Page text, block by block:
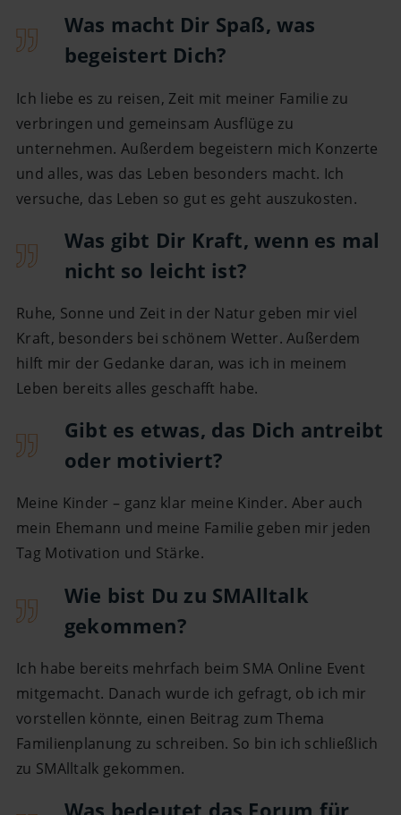
Was macht Dir Spaß, was
begeistert Dich?
Ich liebe es zu reisen, Zeit mit meiner Familie zu
verbringen und gemeinsam Ausflüge zu
unternehmen. Außerdem begeistern mich Konzerte
und alles, was das Leben besonders macht. Ich
versuche, das Leben so gut es geht auszukosten.
Was gibt Dir Kraft, wenn es mal
nicht so leicht ist?
Ruhe, Sonne und Zeit in der Natur geben mir viel
Kraft, besonders bei schönem Wetter. Außerdem
hilft mir der Gedanke daran, was ich in meinem
Leben bereits alles geschafft habe.
Gibt es etwas, das Dich antreibt
oder motiviert?
Meine Kinder – ganz klar meine Kinder. Aber auch
mein Ehemann und meine Familie geben mir jeden
Tag Motivation und Stärke.
Wie bist Du zu SMAlltalk
gekommen?
Ich habe bereits mehrfach beim SMA Online Event
mitgemacht. Danach wurde ich gefragt, ob ich mir
vorstellen könnte, einen Beitrag zum Thema
Familienplanung zu schreiben. So bin ich schließlich
zu SMAlltalk gekommen.